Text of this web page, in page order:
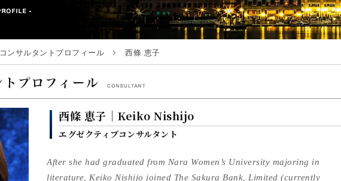
コンサルタントプロフィール 西條 恵子
西條 恵子｜Keiko Nishijo
エグゼクティブコンサルタント
After she had graduated from Nara Women’s University majoring in
literature, Keiko Nishijo joined The Sakura Bank, Limited (currently